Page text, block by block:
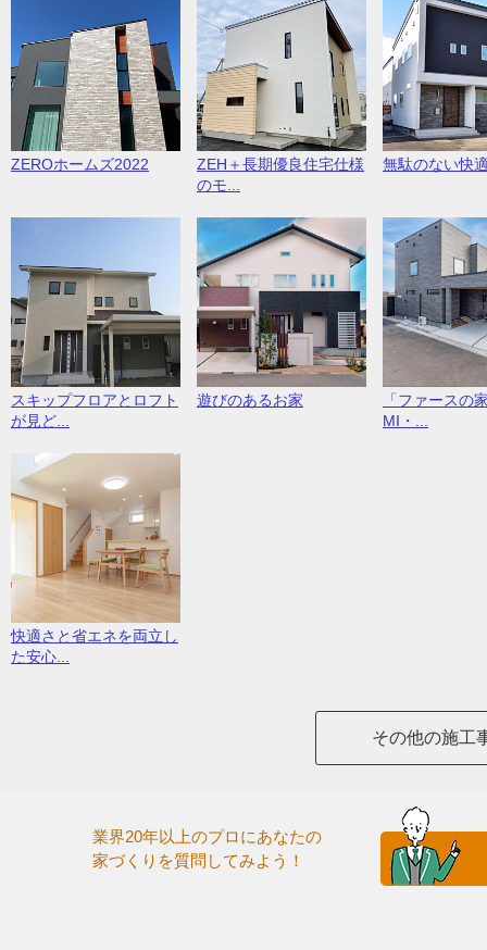
ZEROホームズ2022
ZEH＋長期優良住宅仕様
のモ...
無駄のない快
スキップフロアとロフト
が見ど...
遊びのあるお家
「ファースの
MI・...
快適さと省エネを両立し
た安心...
その他の施工
業界20年以上のプロにあなたの
家づくりを質問してみよう！